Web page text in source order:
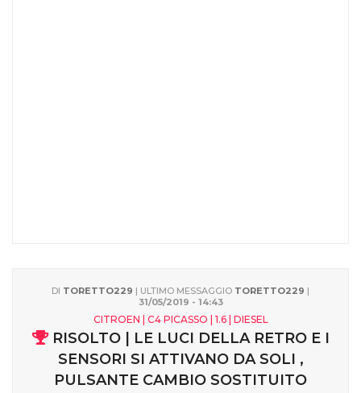
DI TORETTO229 | ULTIMO MESSAGGIO TORETTO229 |
31/05/2019 - 14:43
CITROEN | C4 PICASSO | 1.6 | DIESEL
RISOLTO | LE LUCI DELLA RETRO E I
SENSORI SI ATTIVANO DA SOLI ,
PULSANTE CAMBIO SOSTITUITO